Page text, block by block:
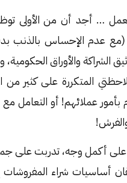
… أجد أن من الأولى
(مع عدم الإحساس بالذنب
الشراكة والأوراق
المتكررة على كثير
عملائهم! أو التعامل
أكمل وجه، تدربت على
أساسيات شراء